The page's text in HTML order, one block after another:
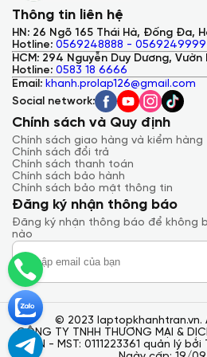
Âm thanh - WebcamBang &
Studio G4 xuất đủ âm thanh chính
cho một phòng họp cỡ trung bình”.
nghĩa là bài hát của The Killers “The
giọng hát rõ ràng, tiếng guitar bass
nét. Ứng dụng Bang & Olufsen
chọn âm thanh. Trong khi ZBook
cao cấp theo nhiều cách, thì
lồ 0.9 megapixel của nó khá là chất
Thông tin liên hệ
HN: 26 Ngõ 165 Thái Hà, Đống Đa,
Hotline: 0569248888 -
HCM: 294 Nguyễn Duy Dương, Vườn
Hotline: 0583 18 6666
Email: khanh.prolap126@gmail.com
Social network:
Chính sách và Quy định
Chính sách giao hàng và kiểm hàng
Chính sách đổi trả
Chính sách thanh toán
Chính sách bảo hành
Chính sách bảo mật thông tin
Đăng ký nhận thông báo
Đăng ký nhận thông báo để không
nào
© 2023 laptopkhanhtran.vn.
CÔNG TY TNHH THƯƠNG MẠI &
TRẦN - MST: 0111223361 quản lý